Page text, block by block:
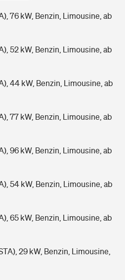
76 kW, Benzin, Limousine, ab
52 kW, Benzin, Limousine, ab
44 kW, Benzin, Limousine, ab
77 kW, Benzin, Limousine, ab
96 kW, Benzin, Limousine, ab
54 kW, Benzin, Limousine, ab
65 kW, Benzin, Limousine, ab
29 kW, Benzin, Limousine,